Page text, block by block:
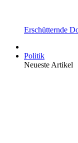
Erschütternde
Politik
Neueste Artikel